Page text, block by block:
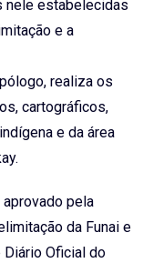
nele estabelecidas
e a
realiza os
cartográficos,
e da área
pela
da Funai e
Diário Oficial do